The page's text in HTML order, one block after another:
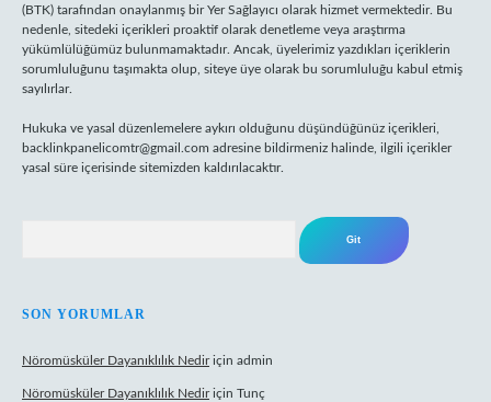
(BTK) tarafından onaylanmış bir Yer Sağlayıcı olarak hizmet vermektedir. Bu
nedenle, sitedeki içerikleri proaktif olarak denetleme veya araştırma
yükümlülüğümüz bulunmamaktadır. Ancak, üyelerimiz yazdıkları içeriklerin
sorumluluğunu taşımakta olup, siteye üye olarak bu sorumluluğu kabul etmiş
sayılırlar.
Hukuka ve yasal düzenlemelere aykırı olduğunu düşündüğünüz içerikleri,
backlinkpanelicomtr@gmail.com adresine bildirmeniz halinde, ilgili içerikler
yasal süre içerisinde sitemizden kaldırılacaktır.
SON YORUMLAR
Nöromüsküler Dayanıklılık Nediriçin admin
Nöromüsküler Dayanıklılık Nediriçin Tunç